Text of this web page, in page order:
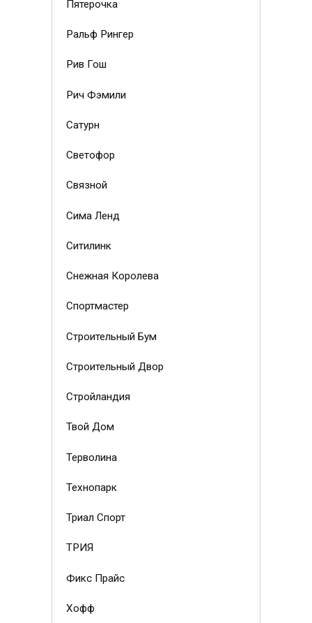
Пятерочка
Ральф Рингер
Рив Гош
Рич Фэмили
Сатурн
Светофор
Связной
Сима Ленд
Ситилинк
Снежная Королева
Спортмастер
Строительный Бум
Строительный Двор
Стройландия
Твой Дом
Терволина
Технопарк
Триал Спорт
ТРИЯ
Фикс Прайс
Хофф